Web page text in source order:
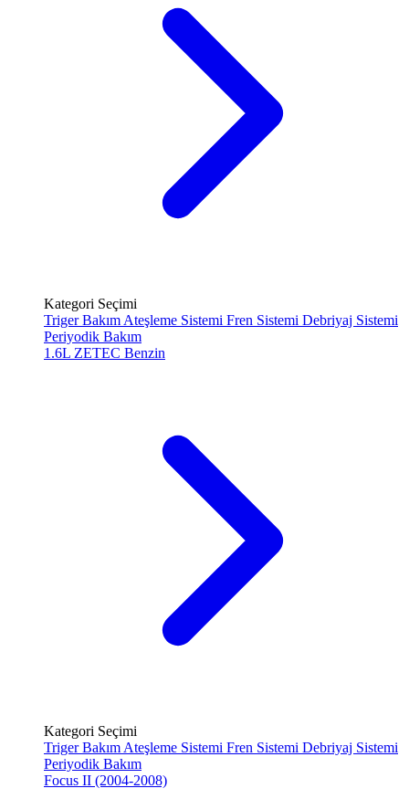
Kategori Seçimi
Triger Bakım Ateşleme Sistemi Fren Sistemi Debriyaj Sistemi
Periyodik Bakım
1.6L ZETEC Benzin
Kategori Seçimi
Triger Bakım Ateşleme Sistemi Fren Sistemi Debriyaj Sistemi
Periyodik Bakım
Focus II (2004-2008)